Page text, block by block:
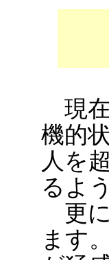
現在
機的
人を
るよ
更に
ます